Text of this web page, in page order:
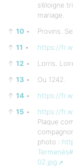
s’éloigne
mariage.
↑ 10 •
Provins.
↑ 11 •
https://
↑ 12 •
Lorris.
↑ 13 •
Ou 1242.
↑ 14 •
https://
↑ 15 •
https://
Plaque
photo :
02.jpg